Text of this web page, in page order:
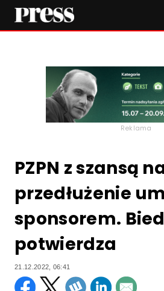
Reklama
PZPN z szansą
przedłużenie
sponsorem.
potwierdza
21.12.2022, 06:41